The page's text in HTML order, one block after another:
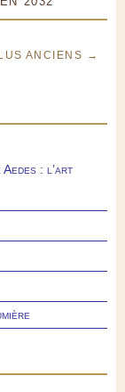
ANCIENS →
Aedes : l’art